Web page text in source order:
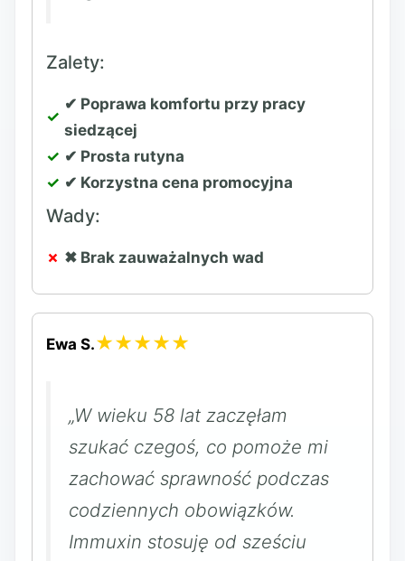
Zalety:
✔ Poprawa komfortu przy pracy
siedzącej
✔ Prosta rutyna
✔ Korzystna cena promocyjna
Wady:
✖ Brak zauważalnych wad
Ewa S.★★★★★
„W wieku 58 lat zaczęłam
szukać czegoś, co pomoże mi
zachować sprawność podczas
codziennych obowiązków.
Immuxin stosuję od sześciu